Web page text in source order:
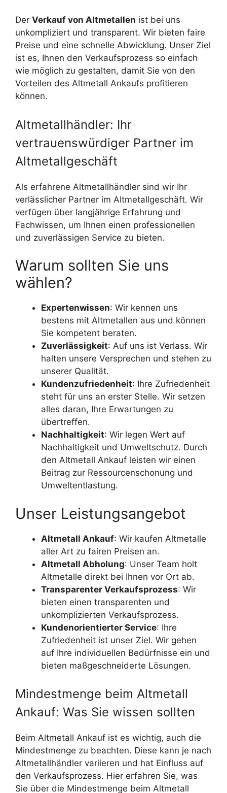
Der Verkauf von Altmetallen ist bei uns
unkompliziert und transparent. Wir bieten faire
Preise und eine schnelle Abwicklung. Unser Ziel
ist es, Ihnen den Verkaufsprozess so einfach
wie möglich zu gestalten, damit Sie von den
Vorteilen des Altmetall Ankaufs profitieren
können.
Altmetallhändler: Ihr
vertrauenswürdiger Partner im
Altmetallgeschäft
Als erfahrene Altmetallhändler sind wir Ihr
verlässlicher Partner im Altmetallgeschäft. Wir
verfügen über langjährige Erfahrung und
Fachwissen, um Ihnen einen professionellen
und zuverlässigen Service zu bieten.
Warum sollten Sie uns
wählen?
Expertenwissen: Wir kennen uns
bestens mit Altmetallen aus und können
Sie kompetent beraten.
Zuverlässigkeit: Auf uns ist Verlass. Wir
halten unsere Versprechen und stehen zu
unserer Qualität.
Kundenzufriedenheit: Ihre Zufriedenheit
steht für uns an erster Stelle. Wir setzen
alles daran, Ihre Erwartungen zu
übertreffen.
Nachhaltigkeit: Wir legen Wert auf
Nachhaltigkeit und Umweltschutz. Durch
den Altmetall Ankauf leisten wir einen
Beitrag zur Ressourcenschonung und
Umweltentlastung.
Unser Leistungsangebot
Altmetall Ankauf: Wir kaufen Altmetalle
aller Art zu fairen Preisen an.
Altmetall Abholung: Unser Team holt
Altmetalle direkt bei Ihnen vor Ort ab.
Transparenter Verkaufsprozess: Wir
bieten einen transparenten und
unkomplizierten Verkaufsprozess.
Kundenorientierter Service: Ihre
Zufriedenheit ist unser Ziel. Wir gehen
auf Ihre individuellen Bedürfnisse ein und
bieten maßgeschneiderte Lösungen.
Mindestmenge beim Altmetall
Ankauf: Was Sie wissen sollten
Beim Altmetall Ankauf ist es wichtig, auch die
Mindestmenge zu beachten. Diese kann je nach
Altmetallhändler variieren und hat Einfluss auf
den Verkaufsprozess. Hier erfahren Sie, was
Sie über die Mindestmenge beim Altmetall